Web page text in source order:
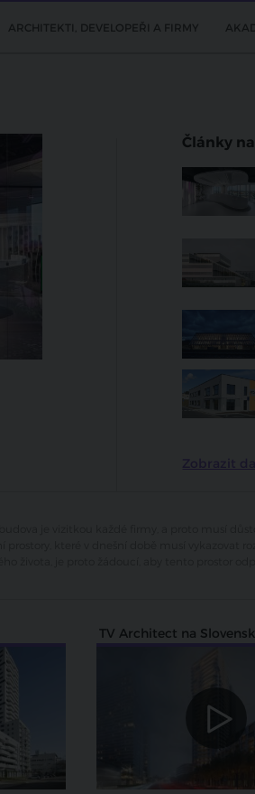
ARCHITEKTI, DEVELOPEŘI A FIRMY
TV Architect na
Kaliský z ateliéru A1
Články
TV Architect na